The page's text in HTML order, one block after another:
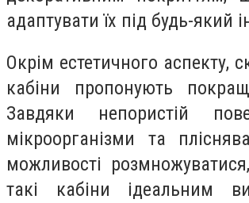
адаптувати їх під будь-який
Окрім естетичного аспекту,
кабіни пропонують
Завдяки непористій
мікроорганізми та
можливості
такі кабіни ідеальним